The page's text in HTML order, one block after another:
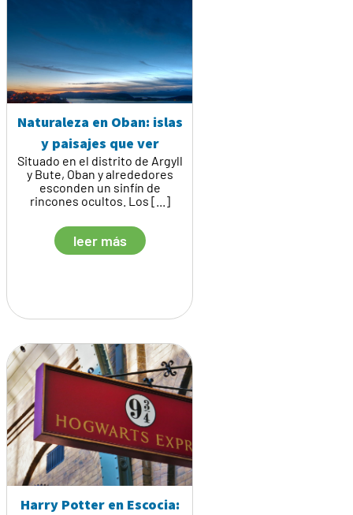
Naturaleza en Oban: islas
y paisajes que ver
Situado en el distrito de Argyll
y Bute, Oban y alrededores
esconden un sinfín de
rincones ocultos. Los [...]
leer más
Harry Potter en Escocia: